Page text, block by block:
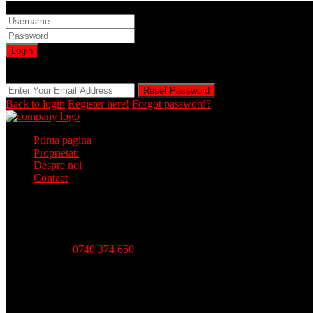
Login
Reset Password
Back to login Register here! Forgot password?
Prima pagina
Proprietati
Despre noi
Contact
0740 374 650